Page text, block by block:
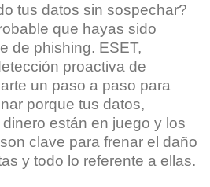
tus datos sin sospechar?
que hayas sido
de phishing. ESET,
proactiva de
un paso a paso para
porque tus datos,
están en juego y los
clave para frenar el daño
y todo lo referente a ellas.